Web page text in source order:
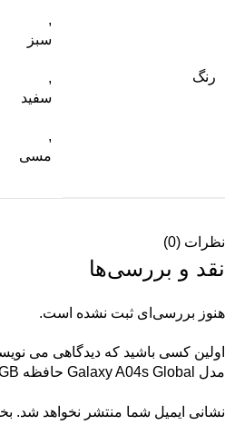
رنگ
,
سبز
,
سفید
,
مسی
نظرات (0)
نقد و بررسی‌ها
هنوز بررسی‌ای ثبت نشده است.
اولین کسی باشید که دیدگاهی می
مدل Galaxy A04s Global حافظه 64GB/ رم 4GB”
نشانی ایمیل شما منتشر نخواهد شد.